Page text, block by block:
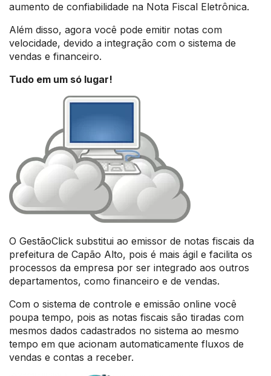
aumento de confiabilidade na Nota Fiscal Eletrônica.
Além disso, agora você pode emitir notas com
velocidade, devido a integração com o sistema de
vendas e financeiro.
Tudo em um só lugar!
O GestãoClick substitui ao emissor de notas fiscais da
prefeitura de Capão Alto, pois é mais ágil e facilita os
processos da empresa por ser integrado aos outros
departamentos, como financeiro e de vendas.
Com o sistema de controle e emissão online você
poupa tempo, pois as notas fiscais são tiradas com
mesmos dados cadastrados no sistema ao mesmo
tempo em que acionam automaticamente fluxos de
vendas e contas a receber.